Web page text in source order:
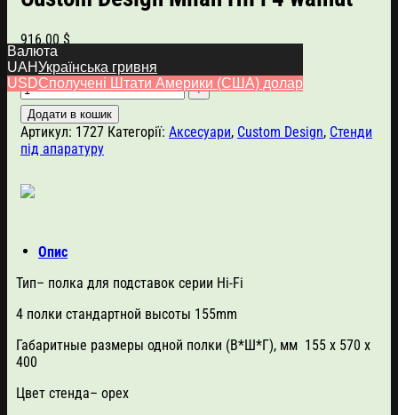
916.00 $
Custom Design Milan HiFi 4 walnut кількість
Додати в кошик
Артикул: 1727 Категорії: Аксесуари, Custom Design, Стенди
під апаратуру
Опис
Тип– полка для подставок серии Hi-Fi
4 полки стандартной высоты 155mm
Габаритные размеры одной полки (В*Ш*Г), мм 155 x 570 x
400
Цвет стенда– орех
Валюта
UAHУкраїнська гривня
USDСполучені Штати Америки (США) долар